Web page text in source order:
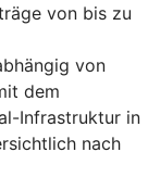
von bis zu
von
dem
Infrastruktur in
nach